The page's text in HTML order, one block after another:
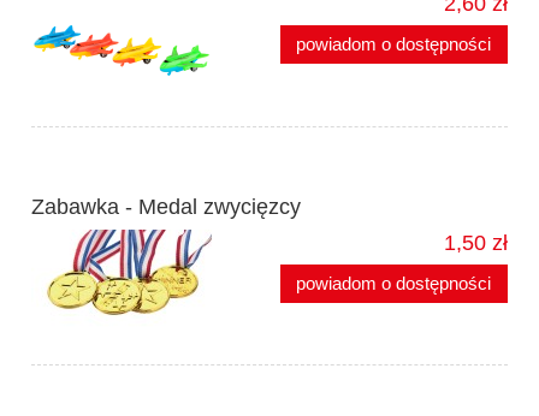
powiadom o dostępności
Zabawka - Medal zwycięzcy
1,50 zł
powiadom o dostępności